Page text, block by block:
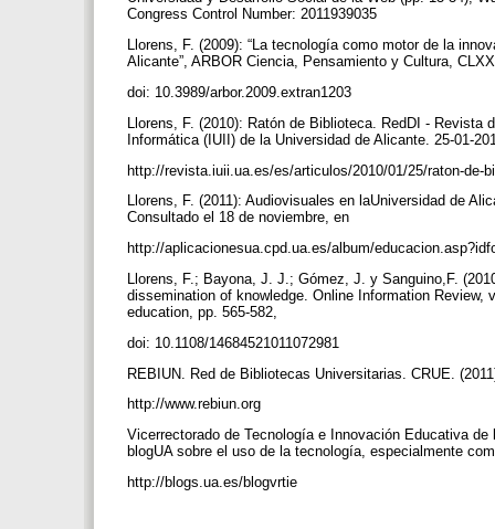
Congress Control Number: 2011939035
Llorens, F. (2009): “La tecnología como motor de la
Alicante”, ARBOR Ciencia, Pensamiento y Cultura,
doi: 10.3989/arbor.2009.extran1203
Llorens, F. (2010): Ratón de Biblioteca. RedDI -
Informática (IUII) de la Universidad de Alicante. 25-01-
http://revista.iuii.ua.es/es/articulos/2010/01/25/raton-de-
Llorens, F. (2011): Audiovisuales en laUniversidad de
Consultado el 18 de noviembre, en
http://aplicacionesua.cpd.ua.es/album/
Llorens, F.; Bayona, J. J.; Gómez, J. y Sanguino,F.
dissemination of knowledge. Online Information
education, pp. 565-582,
doi: 10.1108/14684521011072981
REBIUN. Red de Bibliotecas Universitarias. CRUE.
http://www.rebiun.org
Vicerrectorado de Tecnología e Innovación Educativa
blogUA sobre el uso de la tecnología, especialmente
http://blogs.ua.es/blogvrtie